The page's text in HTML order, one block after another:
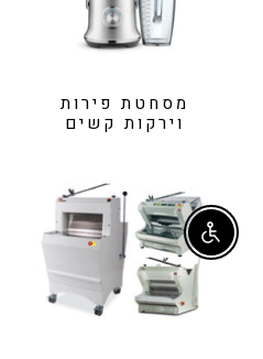
מסחטת פירות
וירקות קשים
Enable accessibility